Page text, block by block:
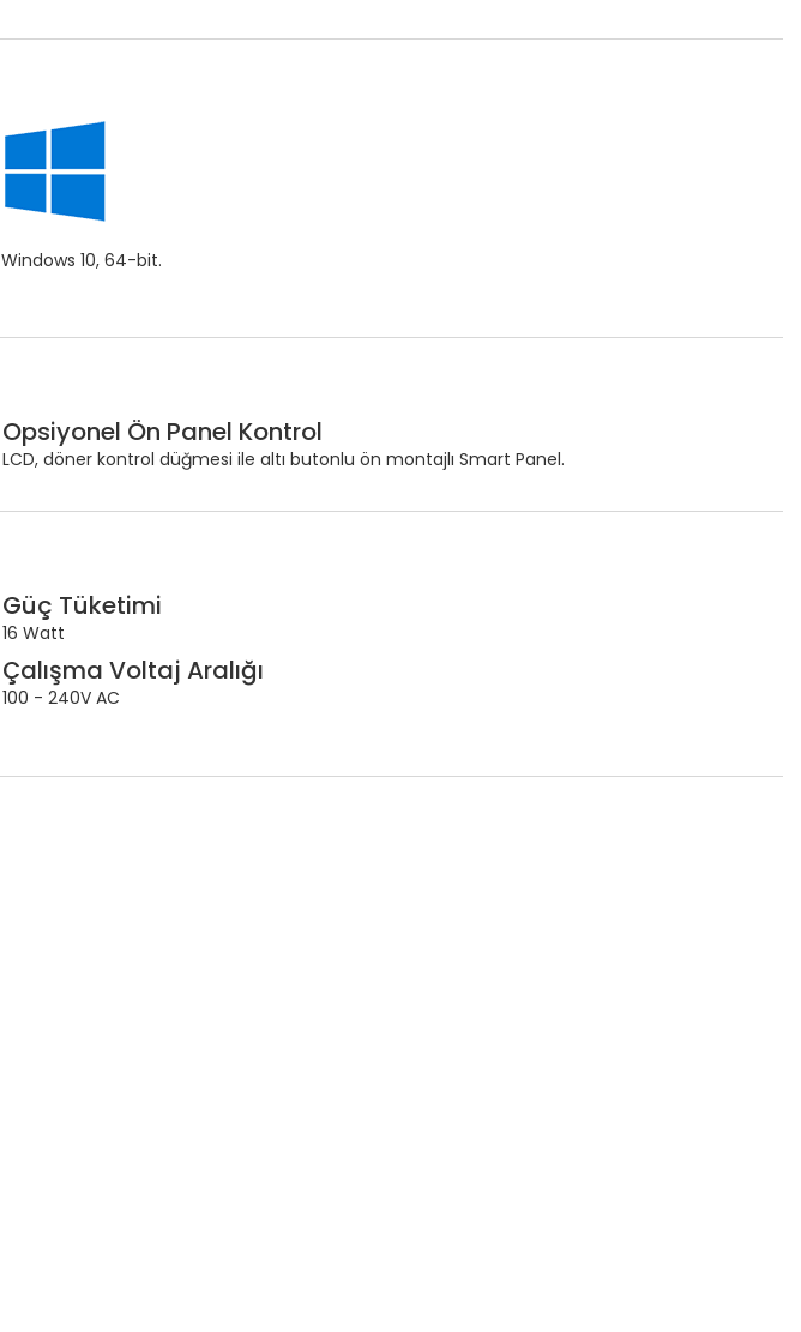
Windows 10, 64-bit.
Opsiyonel Ön Panel Kontrol
LCD, döner kontrol düğmesi ile altı butonlu ön montajlı Smart Panel.
Güç Tüketimi
16 Watt
Çalışma Voltaj Aralığı
100 - 240V AC